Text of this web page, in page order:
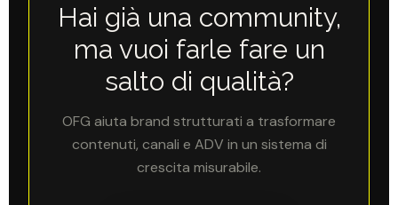
Hai già una community,
ma vuoi farle fare un
salto di qualità?
OFG aiuta brand strutturati a trasformare
contenuti, canali e ADV in un sistema di
crescita misurabile.